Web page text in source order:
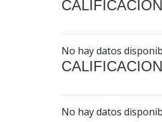
No hay datos
No hay datos